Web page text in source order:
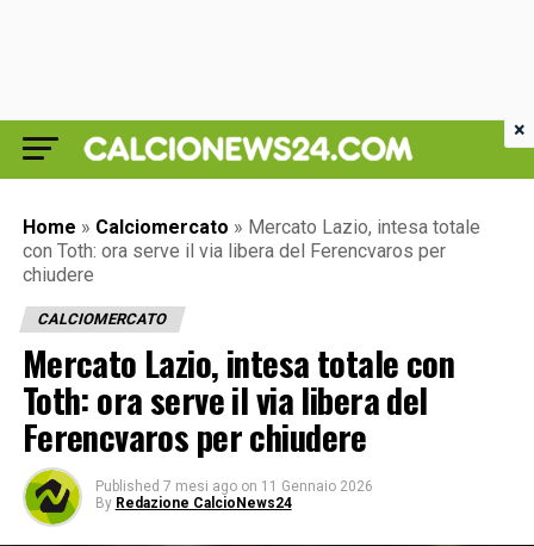
Home » Calciomercato » Mercato Lazio, intesa totale
con Toth: ora serve il via libera del Ferencvaros per
chiudere
CALCIOMERCATO
Mercato Lazio, intesa totale con
Toth: ora serve il via libera del
Ferencvaros per chiudere
Published 7 mesi ago on 11 Gennaio 2026
By Redazione CalcioNews24
×